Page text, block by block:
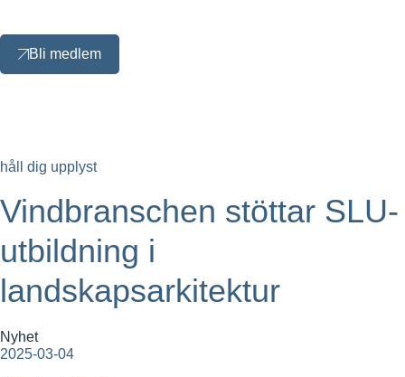
Bli medlem
håll dig upplyst
Vindbranschen stöttar SLU-
utbildning i
landskapsarkitektur
Nyhet
2025-03-04